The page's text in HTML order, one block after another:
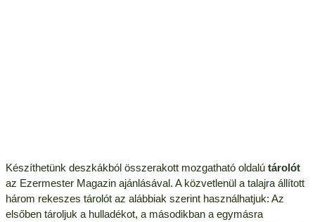
Készíthetünk deszkákból összerakott mozgatható oldalú tárolót
az Ezermester Magazin ajánlásával. A közvetlenül a talajra állított
három rekeszes tárolót az alábbiak szerint használhatjuk: Az
elsőben tároljuk a hulladékot, a másodikban a egymásra